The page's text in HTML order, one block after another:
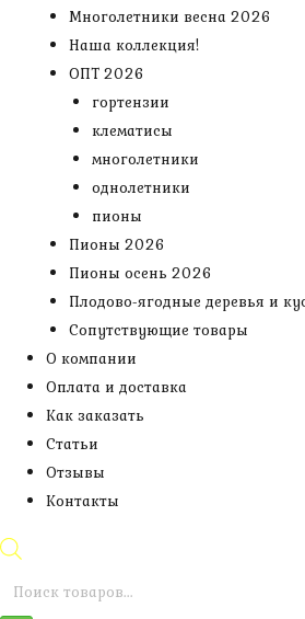
Многолетники весна 2026
Наша коллекция!
ОПТ 2026
гортензии
клематисы
многолетники
однолетники
пионы
Пионы 2026
Пионы осень 2026
Плодово-ягодные деревья и
Сопутствующие товары
О компании
Оплата и доставка
Как заказать
Статьи
Отзывы
Контакты
Поиск